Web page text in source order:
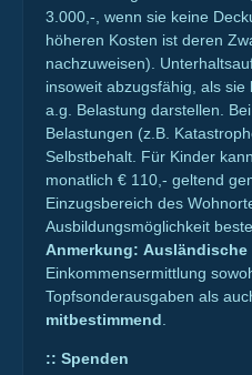
3.000,-, wenn sie keine
höheren Kosten ist deren
nachzuweisen).
insoweit abzugsfähig, als
a.g. Belastung darstellen.
Belastungen (z.B.
Selbstbehalt. Für Kinder
monatlich € 110,- geltend
Einzugsbereich des
Ausbildungsmöglichkeit
Anmerkung:
Einkommensermittlung
Topfsonderausgaben als
mitbestimmend
:: Spenden